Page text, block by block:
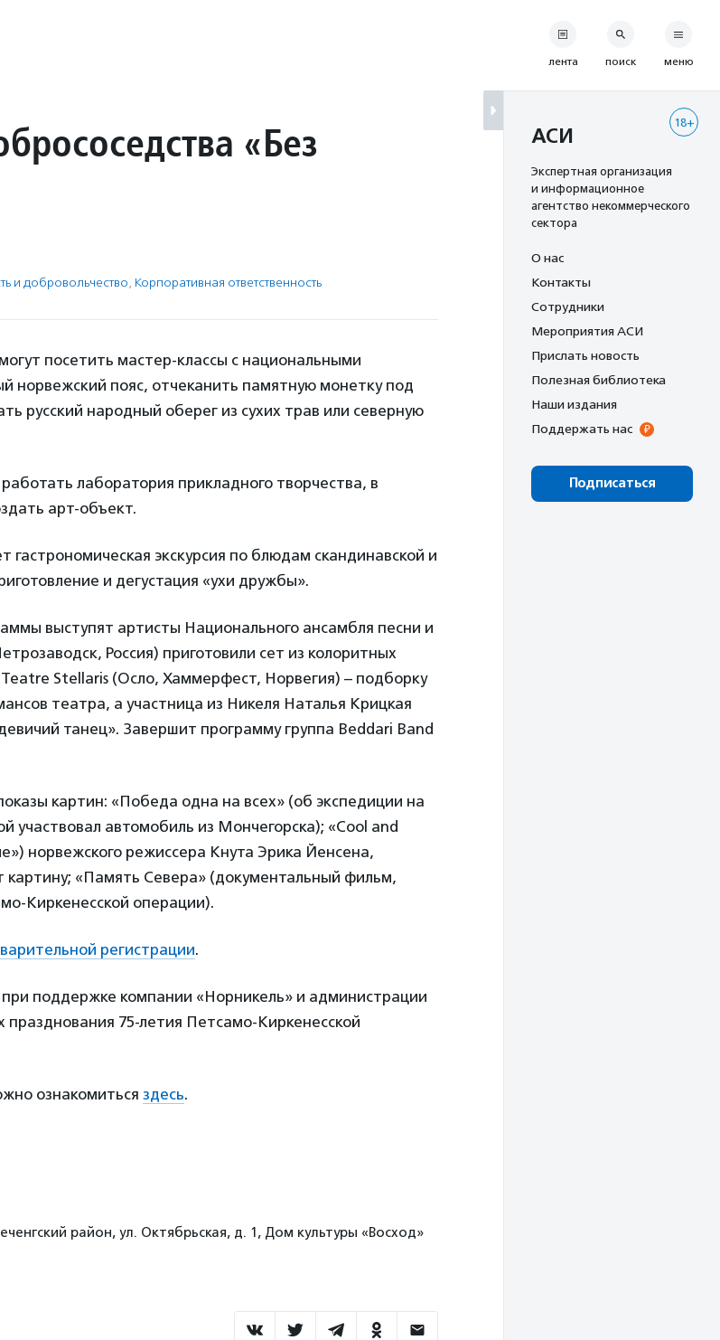
«Без
и доброволь­чест­во, Корпоративная ответственность
посетить мастер-классы с национальными
норвежский пояс, отчеканить памятную монетку под
русский народный оберег из сухих трав или северную
лаборатория прикладного творчества, в
арт-объект.
гастрономическая экскурсия по блюдам скандинавской и
и дегустация «ухи дружбы».
выступят артисты Национального ансамбля песни и
Россия) приготовили сет из колоритных
Stellaris (Осло, Хаммерфест, Норвегия) – подборку
театра, а участница из Никеля Наталья Крицкая
танец». Завершит программу группа Beddari Band
картин: «Победа одна на всех» (об экспедиции на
участвовал автомобиль из Мончегорска); «Cool and
норвежского режиссера Кнута Эрика Йенсена,
картину; «Память Севера» (документальный фильм,
Киркенесской операции).
регистрации.
поддержке компании «Норникель» и администрации
празднования 75-летия Петсамо-Киркенесской
ознакомиться здесь.
район, ул. Октябрьская, д. 1, Дом культуры «Восход»
лента поиск меню
18+
АСИ
Экспертная организация
и информационное
агентство некоммерческого
сектора
О нас
Контакты
Сотрудники
Мероприятия АСИ
Прислать новость
Полезная библиотека
Наши издания
Поддержать нас
Подписаться